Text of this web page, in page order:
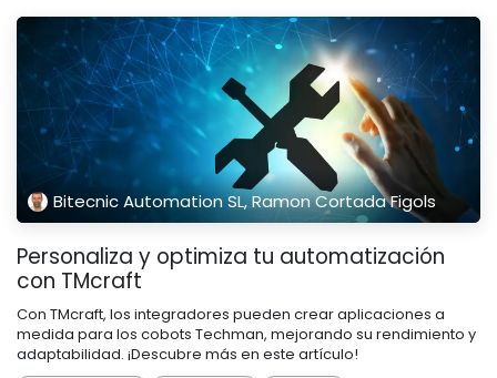
Bitecnic Automation SL, Ramon Cortada Figols
Personaliza y optimiza tu automatización
con TMcraft
Con TMcraft, los integradores pueden crear aplicaciones a
medida para los cobots Techman, mejorando su rendimiento y
adaptabilidad. ¡Descubre más en este artículo!